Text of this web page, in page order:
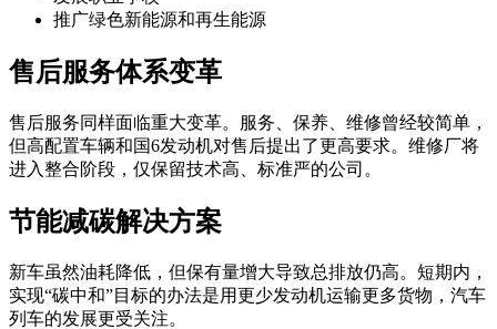
推广绿色新能源和再生能源
售后服务体系变革
售后服务同样面临重大变革。服务、保养、维修曾经较简单，
但高配置车辆和国6发动机对售后提出了更高要求。维修厂将
进入整合阶段，仅保留技术高、标准严的公司。
节能减碳解决方案
新车虽然油耗降低，但保有量增大导致总排放仍高。短期内，
实现“碳中和”目标的办法是用更少发动机运输更多货物，汽车
列车的发展更受关注。